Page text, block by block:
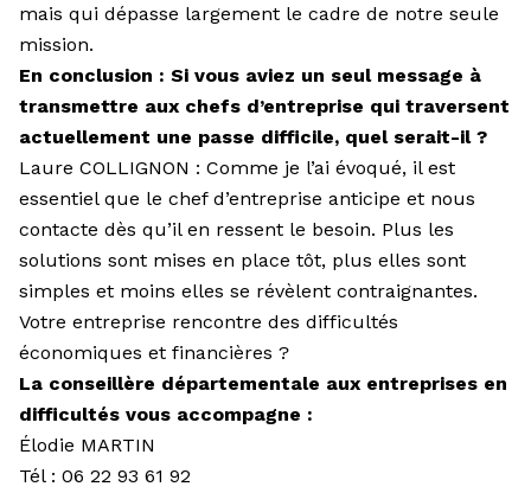
mais qui dépasse largement le cadre de notre seule
mission.
En conclusion : Si vous aviez un seul message à
transmettre aux chefs d’entreprise qui traversent
actuellement une passe difficile, quel serait-il ?
Laure COLLIGNON : Comme je l’ai évoqué, il est
essentiel que le chef d’entreprise anticipe et nous
contacte dès qu’il en ressent le besoin. Plus les
solutions sont mises en place tôt, plus elles sont
simples et moins elles se révèlent contraignantes.
Votre entreprise rencontre des difficultés
économiques et financières ?
La conseillère départementale aux entreprises en
difficultés vous accompagne :
Élodie MARTIN
Tél : 06 22 93 61 92